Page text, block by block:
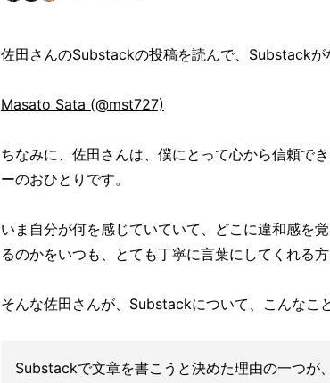
佐田さんのSubstackの投稿を読んで、Substackが
Masato Sata (@mst727)
ちなみに、佐田さんは、僕にとって心から信頼で
ーのおひとりです。
いま自分が何を感じていていて、どこに違和感を
るのかをいつも、とても丁寧に言葉にしてくれる
そんな佐田さんが、Substackについて、こんなこ
Substackで文章を書こうと決めた理由の一つが